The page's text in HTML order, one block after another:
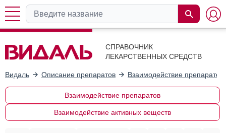
СПРАВОЧНИК
ЛЕКАРСТВЕННЫХ СРЕДСТВ
Видаль Описание препаратов Взаимодействие препаратов
Взаимодействие препаратов
Взаимодействие активных веществ